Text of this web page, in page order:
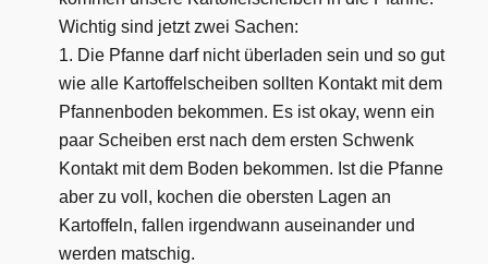
Wichtig sind jetzt zwei Sachen:
1. Die Pfanne darf nicht überladen sein und so gut
wie alle Kartoffelscheiben sollten Kontakt mit dem
Pfannenboden bekommen. Es ist okay, wenn ein
paar Scheiben erst nach dem ersten Schwenk
Kontakt mit dem Boden bekommen. Ist die Pfanne
aber zu voll, kochen die obersten Lagen an
Kartoffeln, fallen irgendwann auseinander und
werden matschig.